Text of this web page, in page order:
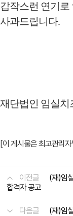
갑작스런 연기로
사과드립니다.
재단법인 임실치
[이 게시물은 최고관리
이전글
(재)임
합격자 공고
다음글 (재)임